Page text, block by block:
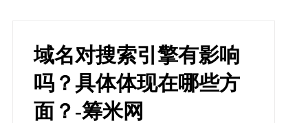
域名对搜索引擎有影响
吗？具体体现在哪些方
面？-筹米网